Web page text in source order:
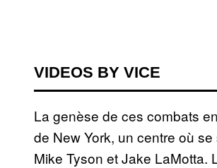
VIDEOS BY VICE
La genèse de ces combats
de New York, un centre où
Mike Tyson et Jake LaMotta.